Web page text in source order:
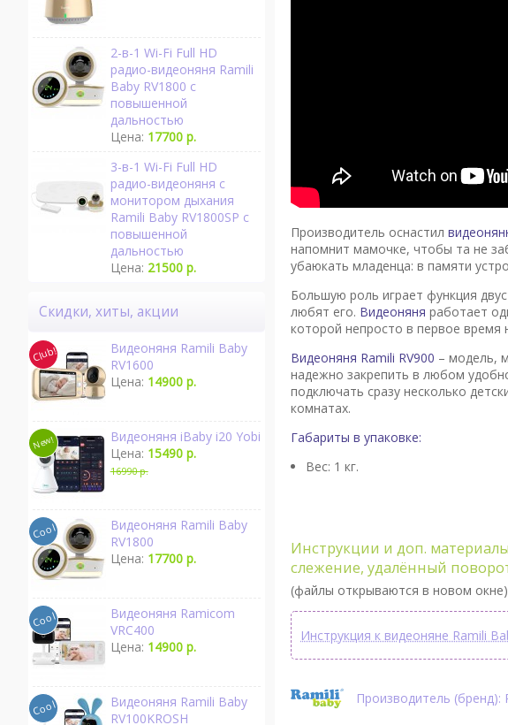
Производитель оснастил
напомнит мамочке, чтобы та не
убаюкать младенца: в памяти
Большую роль играет функция
любят его. Видеоняня работает
которой непросто в первое время
Видеоняня Ramili RV900 – модель,
надежно закрепить в любом
подключать сразу несколько
комнатах.
Габариты в упаковке:
Вес: 1 кг.
Инструкции и доп.
слежение, удалённый
(файлы открываются в новом окне)
Инструкция к видеоняне Ramili
Производитель (бренд):
2-в-1 Wi-Fi Full HD
радио-видеоняня Ramili
Baby RV1800 с
повышенной
дальностью
Цена: 17700 р.
3-в-1 Wi-Fi Full HD
радио-видеоняня с
монитором дыхания
Ramili Baby RV1800SP с
повышенной
дальностью
Цена: 21500 р.
Скидки, хиты, акции
Видеоняня Ramili Baby
RV1600
Цена: 14900 р.
Видеоняня iBaby i20 Yobi
Цена: 15490 р.
16990 р.
Видеоняня Ramili Baby
RV1800
Цена: 17700 р.
Видеоняня Ramicom
VRC400
Цена: 14900 р.
Видеоняня Ramili Baby
RV100KROSH